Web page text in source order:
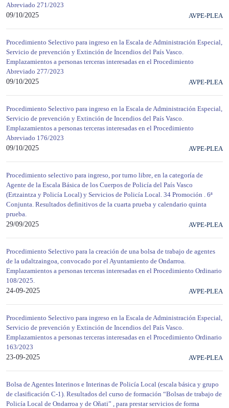
Abreviado 271/2023
09/10/2025
AVPE-PLEA
Procedimiento Selectivo para ingreso en la Escala de Administración Especial,
Servicio de prevención y Extinción de Incendios del País Vasco.
Emplazamientos a personas terceras interesadas en el Procedimiento
Abreviado 277/2023
09/10/2025
AVPE-PLEA
Procedimiento Selectivo para ingreso en la Escala de Administración Especial,
Servicio de prevención y Extinción de Incendios del País Vasco.
Emplazamientos a personas terceras interesadas en el Procedimiento
Abreviado 176/2023
09/10/2025
AVPE-PLEA
Procedimiento selectivo para ingreso, por turno libre, en la categoría de
Agente de la Escala Básica de los Cuerpos de Policía del País Vasco
(Ertzaintza y Policía Local) y Servicios de Policía Local. 34 Promoción . 6ª
Conjunta. Resultados definitivos de la cuarta prueba y calendario quinta
prueba.
29/09/2025
AVPE-PLEA
Procedimiento Selectivo para la creación de una bolsa de trabajo de agentes
de la udaltzaingoa, convocado por el Ayuntamiento de Ondarroa.
Emplazamientos a personas terceras interesadas en el Procedimiento Ordinario
108/2025.
24-09-2025
AVPE-PLEA
Procedimiento Selectivo para ingreso en la Escala de Administración Especial,
Servicio de prevención y Extinción de Incendios del País Vasco.
Emplazamientos a personas terceras interesadas en el Procedimiento Ordinario
163/2023
23-09-2025
AVPE-PLEA
Bolsa de Agentes Interinos e Interinas de Policía Local (escala básica y grupo
de clasificación C-1). Resultados del curso de formación “Bolsas de trabajo de
Policía Local de Ondarroa y de Oñati” , para prestar servicios de forma